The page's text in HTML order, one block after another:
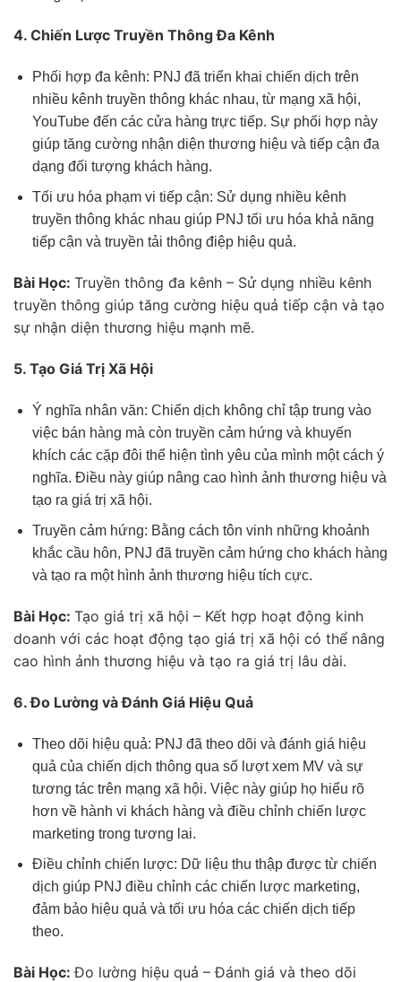
4. Chiến Lược Truyền Thông Đa Kênh
Phối hợp đa kênh: PNJ đã triển khai chiến dịch trên
nhiều kênh truyền thông khác nhau, từ mạng xã hội,
YouTube đến các cửa hàng trực tiếp. Sự phối hợp này
giúp tăng cường nhận diện thương hiệu và tiếp cận đa
dạng đối tượng khách hàng.
Tối ưu hóa phạm vi tiếp cận: Sử dụng nhiều kênh
truyền thông khác nhau giúp PNJ tối ưu hóa khả năng
tiếp cận và truyền tải thông điệp hiệu quả.
Bài Học: Truyền thông đa kênh – Sử dụng nhiều kênh
truyền thông giúp tăng cường hiệu quả tiếp cận và tạo
sự nhận diện thương hiệu mạnh mẽ.
5. Tạo Giá Trị Xã Hội
Ý nghĩa nhân văn: Chiến dịch không chỉ tập trung vào
việc bán hàng mà còn truyền cảm hứng và khuyến
khích các cặp đôi thể hiện tình yêu của mình một cách ý
nghĩa. Điều này giúp nâng cao hình ảnh thương hiệu và
tạo ra giá trị xã hội.
Truyền cảm hứng: Bằng cách tôn vinh những khoảnh
khắc cầu hôn, PNJ đã truyền cảm hứng cho khách hàng
và tạo ra một hình ảnh thương hiệu tích cực.
Bài Học: Tạo giá trị xã hội – Kết hợp hoạt động kinh
doanh với các hoạt động tạo giá trị xã hội có thể nâng
cao hình ảnh thương hiệu và tạo ra giá trị lâu dài.
6. Đo Lường và Đánh Giá Hiệu Quả
Theo dõi hiệu quả: PNJ đã theo dõi và đánh giá hiệu
quả của chiến dịch thông qua số lượt xem MV và sự
tương tác trên mạng xã hội. Việc này giúp họ hiểu rõ
hơn về hành vi khách hàng và điều chỉnh chiến lược
marketing trong tương lai.
Điều chỉnh chiến lược: Dữ liệu thu thập được từ chiến
dịch giúp PNJ điều chỉnh các chiến lược marketing,
đảm bảo hiệu quả và tối ưu hóa các chiến dịch tiếp
theo.
Bài Học:Đo lường hiệu quả – Đánh giá và theo dõi